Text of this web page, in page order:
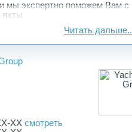
мы экcпертно поможем Вам с
яхты
которая объединяет
и являемся
историю и по праву
верфей в мире, начавшей
на озере Комо — месте, где
Читать
XX смотреть